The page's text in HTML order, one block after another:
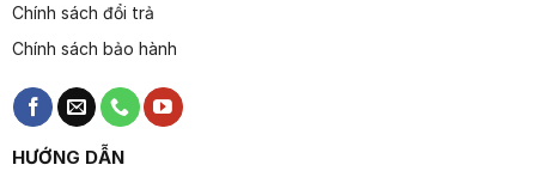
Chính sách đổi trả
Chính sách bảo hành
HƯỚNG DẪN